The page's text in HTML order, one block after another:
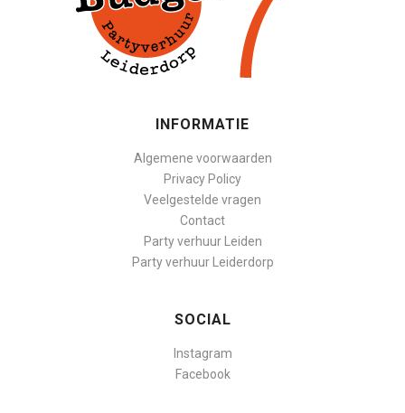
INFORMATIE
Algemene voorwaarden
Privacy Policy
Veelgestelde vragen
Contact
Party verhuur Leiden
Party verhuur Leiderdorp
SOCIAL
Instagram
Facebook